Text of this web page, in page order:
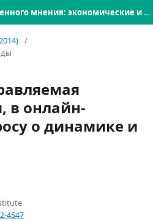
Мониторинг общественного мнения: экономические и социальные перемены
/
в онлайн-
о динамике и
4547